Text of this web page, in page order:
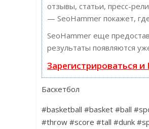
отзывы, статьи, пресс-
— SeoHammer покажет,
SeoHammer еще
результаты появляются
Зарегистрироваться
Баскетбол
#basketball #basket #ball
#throw #score #tall #dunk